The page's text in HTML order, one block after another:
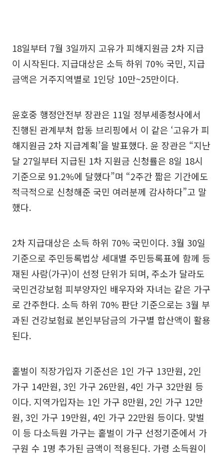
18일부터 7월 3일까지 고유가 피해지원금 2차 지급
이 시작된다. 지급대상은 소득 하위 70% 국민, 지급
금액은 거주지역별로 1인당 10만~25만이다.
윤호중 행정안전부 장관은 11일 정부세종청사에서
진행된 관계부처 합동 브리핑에서 이 같은 ‘고유가 피
해지원금 2차 지급계획’을 발표했다. 윤 장관은 “지난
달 27일부터 지급된 1차 지원금 신청률은 8일 18시
기준으로 91.2%에 달했다”며 “2주간 짧은 기간에도
적극적으로 신청해준 국민 여러분께 감사하다”고 말
했다.
2차 지급대상은 소득 하위 70% 국민이다. 3월 30일
기준으로 주민등록법상 세대별 주민등록표에 함께 등
재된 사람(가구)이 선정 단위가 되며, 주소가 달라도
국민건강보험 피부양자인 배우자와 자녀는 같은 가구
로 간주한다. 소득 하위 70% 판단 기준으로는 3월 부
과된 건강보험료 본인부담금의 가구별 합산액이 활용
된다.
홑벌이 직장가입자 기준선은 1인 가구 13만원, 2인
가구 14만원, 3인 가구 26만원, 4인 가구 32만원 등
이다. 지역가입자는 1인 가구 8만원, 2인 가구 12만
원, 3인 가구 19만원, 4인 가구 22만원 등이다. 맞벌
이 등 다소득원 가구는 홑벌이 가구 선정기준에서 가
구원 수 1명 추가된 금액이 적용된다. 가령 소득원이